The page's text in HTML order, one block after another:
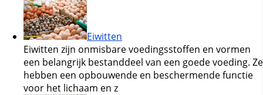
Eiwitten
Eiwitten zijn onmisbare voedingsstoffen en vormen
een belangrijk bestanddeel van een goede voeding. Ze
hebben een opbouwende en beschermende functie
voor het lichaam en z